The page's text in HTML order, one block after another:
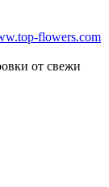
flowers.com
от свежи